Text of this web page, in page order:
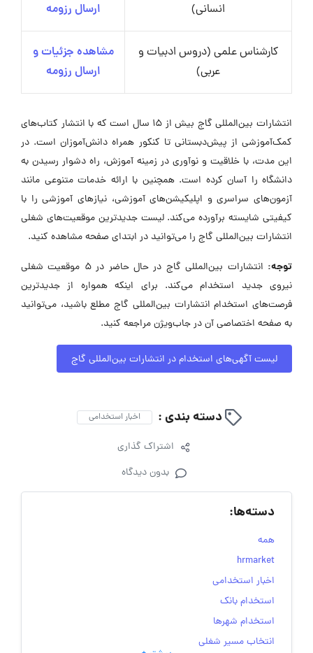
انسانی)
ارسال رزومه
کارشناس علمی (دروس ادبیات و
عربی)
مشاهده جزئیات و
ارسال رزومه
انتشارات بین‌المللی گاج بیش از 15 سال است که با انتشار کتاب‌های
کمک‌آموزشی از پیش‌دبستانی تا کنکور همراه دانش‌آموزان است. در
این مدت، با خلاقیت و نوآوری در زمینه آموزش، راه دشوار رسیدن به
دانشگاه را آسان کرده است. همچنین با ارائه خدمات متنوعی مانند
آزمون‌های سراسری و اپلیکیشن‌های آموزشی، نیازهای آموزشی را با
کیفیتی شایسته برآورده می‌کند. لیست جدیدترین موقعیت‌های شغلی
انتشارات بین‌المللی گاج را می‌توانید در ابتدای صفحه مشاهده کنید.
توجه:
انتشارات بین‌المللی گاج در حال حاضر در ۵ موقعیت شغلی
نیروی جدید استخدام می‌کند. برای اینکه همواره از جدیدترین
فرصت‌های استخدام انتشارات بین‌المللی گاج مطلع باشید، می‌توانید
به صفحه اختصاصی آن در جاب‌ویژن مراجعه کنید.
لیست آگهی‌های استخدام در انتشارات بین‌المللی گاج
دسته بندی : اخبار استخدامی
اشتراک گذاری
بدون دیدگاه
دسته‌ها:
همه
hrmarket
اخبار استخدامی
استخدام بانک
استخدام شهرها
انتخاب مسیر شغلی